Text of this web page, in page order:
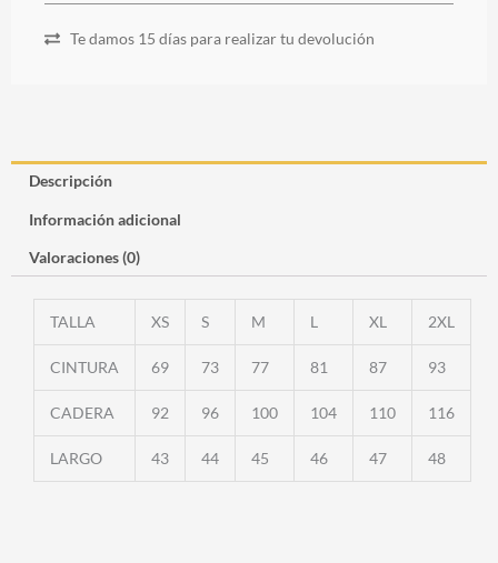
Te damos 15 días para realizar tu devolución
Descripción
Información adicional
Valoraciones (0)
TALLA XS S M L XL 2XL
CINTURA 69 73 77 81 87 93
CADERA 92 96 100 104 110 116
LARGO 43 44 45 46 47 48